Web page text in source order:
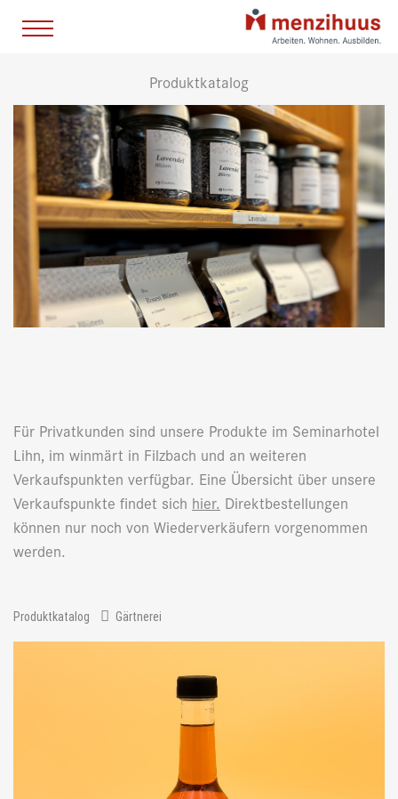
Produktkatalog
Für Privatkunden sind unsere Produkte im Seminarhotel
Lihn, im winmärt in Filzbach und an weiteren
Verkaufspunkten verfügbar. Eine Übersicht über unsere
Verkaufspunkte findet sich hier. Direktbestellungen
können nur noch von Wiederverkäufern vorgenommen
werden.
Produktkatalog Gärtnerei